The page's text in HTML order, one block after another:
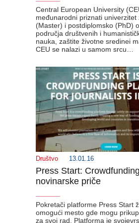
Central European University
međunarodni priznati univerzitet
(Master) i postdiplomsko (PhD)
područja društvenih i
nauka, zaštite životne sredinei
CEU se nalazi u samom srcu…
Društvo 13.01.16
Press Start:
novinarske priče
Pokretači platforme Press Start
omogući mesto gde mogu
za svoj rad. Platforma je